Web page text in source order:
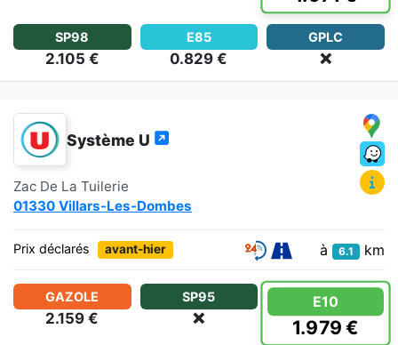
SP98
2.105 €
E85
0.829 €
GPLC
❌
Système U
Zac De La Tuilerie
01330 Villars-Les-Dombes
Prix déclarés avant-hier à 6.1 km
GAZOLE
2.159 €
SP95
❌
E10
1.979 €